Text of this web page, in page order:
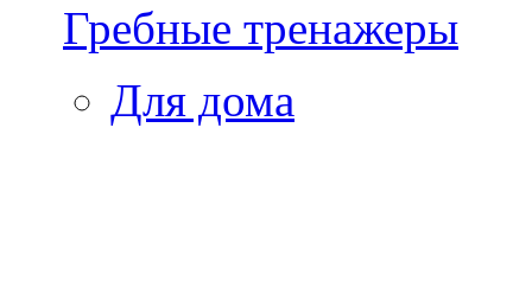
Гребные тренажеры
Для дома